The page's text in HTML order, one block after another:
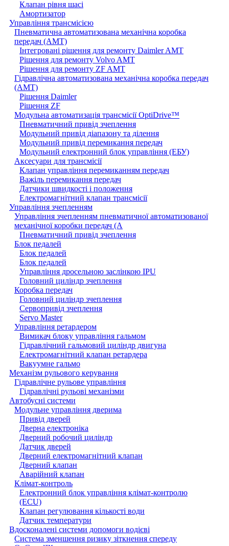
Клапан рівня шасі
Амортизатор
Управління трансмісією
Пневматична автоматизована механічна коробка
передач (AMT)
Інтегровані рішення для ремонту Daimler AMT
Рішення для ремонту Volvo AMT
Рішення для ремонту ZF AMT
Гідравлічна автоматизована механічна коробка передач
(AMT)
Рішення Daimler
Рішення ZF
Модульна автоматизація трансмісії OptiDrive™
Пневматичний привід зчеплення
Модульний привід діапазону та ділення
Модульний привід перемикання передач
Модульний електронний блок управління (ЕБУ)
Аксесуари для трансмісії
Клапан управління перемиканням передач
Важіль перемикання передач
Датчики швидкості і положення
Електромагнітний клапан трансмісії
Управління зчепленням
Управління зчепленням пневматичної автоматизованої
механічної коробки передач (A
Пневматичний привід зчеплення
Блок педалей
Блок педалей
Блок педалей
Управління дросельною заслінкою IPU
Головний циліндр зчеплення
Коробка передач
Головний циліндр зчеплення
Сервопривід зчеплення
Servo Master
Управління ретардером
Вимикач блоку управління гальмом
Гідравлічний гальмовий циліндр двигуна
Електромагнітний клапан ретардера
Вакуумне гальмо
Механізм рульового керування
Гідравлічне рульове управління
Гідравлічні рульові механізми
Автобусні системи
Модульне управління дверима
Привід дверей
Дверна електроніка
Дверний робочий циліндр
Датчик дверей
Дверний електромагнітний клапан
Дверний клапан
Аварійний клапан
Клімат-контроль
Електронний блок управління клімат-контролю
(ECU)
Клапан регулювання кількості води
Датчик температури
Вдосконалені системи допомоги водієві
Система зменшення ризику зіткнення спереду